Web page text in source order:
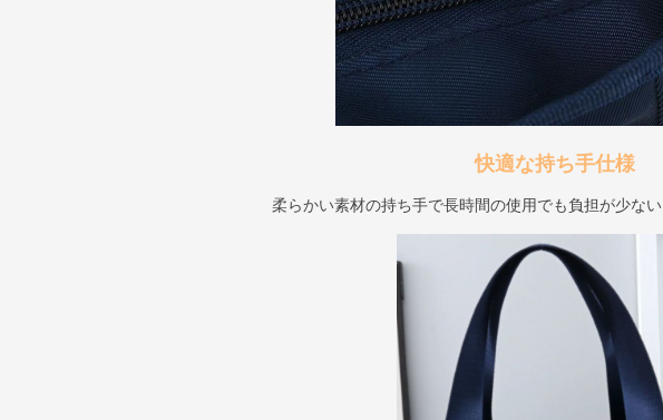
快適な持ち手仕様
柔らかい素材の持ち手で長時間の使用でも負担が少ない